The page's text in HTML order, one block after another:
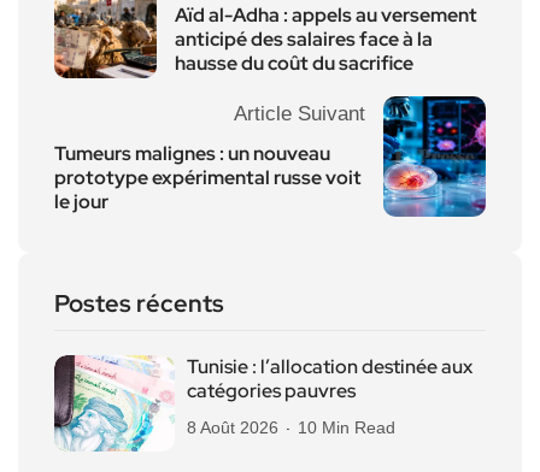
Aïd al-Adha : appels au versement
anticipé des salaires face à la
hausse du coût du sacrifice
Article Suivant
Tumeurs malignes : un nouveau
prototype expérimental russe voit
le jour
Postes récents
Tunisie : l’allocation destinée aux
catégories pauvres
8 Août 2026 10 Min Read